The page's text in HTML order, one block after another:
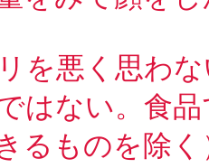
を悪く思わ
はない。食
るものを除